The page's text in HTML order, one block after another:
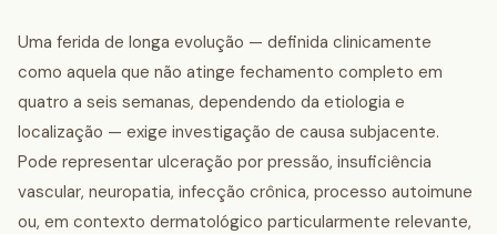
Uma ferida de longa evolução — definida clinicamente
como aquela que não atinge fechamento completo em
quatro a seis semanas, dependendo da etiologia e
localização — exige investigação de causa subjacente.
Pode representar ulceração por pressão, insuficiência
vascular, neuropatia, infecção crônica, processo autoimune
ou, em contexto dermatológico particularmente relevante,